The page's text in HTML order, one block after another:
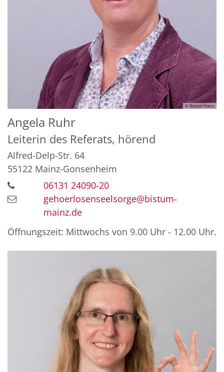
© Bistum Mainz
Angela Ruhr
Leiterin des Referats, hörend
Alfred-Delp-Str. 64
55122 Mainz-Gonsenheim
06131 24090-20
gehoerlosenseelsorge@bistum-
mainz.de
Öffnungszeit: Mittwochs von 9.00 Uhr - 12.00 Uhr.